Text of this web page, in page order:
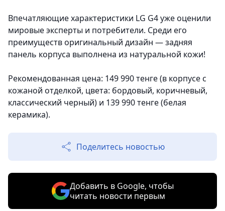
Впечатляющие характеристики LG G4 уже оценили
мировые эксперты и потребители. Среди его
преимуществ оригинальный дизайн — задняя
панель корпуса выполнена из натуральной кожи!
Рекомендованная цена: 149 990 тенге (в корпусе с
кожаной отделкой, цвета: бордовый, коричневый,
классический черный) и 139 990 тенге (белая
керамика).
Поделитесь новостью
Добавить в Google, чтобы
читать новости первым